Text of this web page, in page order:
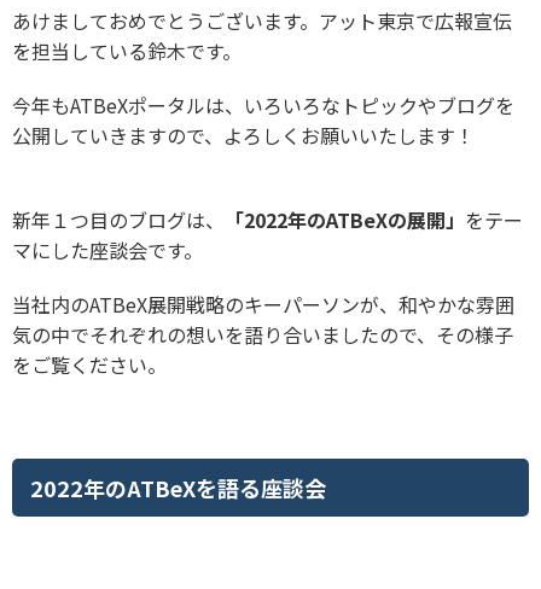
あけましておめでとうございます。アット東京で広報宣伝
を担当している鈴木です。
今年もATBeXポータルは、いろいろなトピックやブログを
公開していきますので、よろしくお願いいたします！
新年１つ目のブログは、 「2022年のATBeXの展開」 をテー
マにした座談会です。
当社内のATBeX展開戦略のキーパーソンが、和やかな雰囲
気の中でそれぞれの想いを語り合いましたので、その様子
をご覧ください。
2022年のATBeXを語る座談会